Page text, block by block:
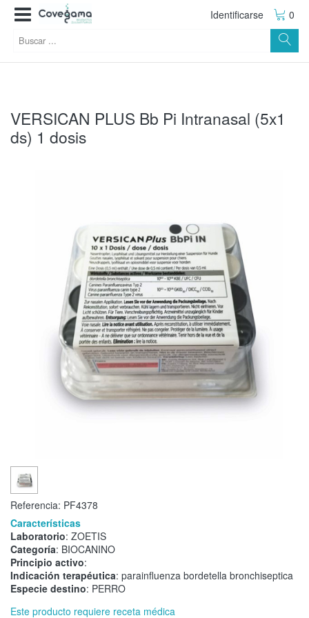
Identificarse 0
VERSICAN PLUS Bb Pi Intranasal (5x1
ds) 1 dosis
Referencia: PF4378
Características
Laboratorio: ZOETIS
Categoría: BIOCANINO
Principio activo:
Indicación terapéutica: parainfluenza bordetella bronchiseptica
Especie destino: PERRO
Este producto requiere receta médica